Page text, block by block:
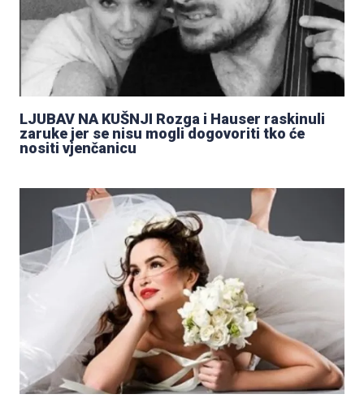
LJUBAV NA KUŠNJI Rozga i Hauser raskinuli
zaruke jer se nisu mogli dogovoriti tko će
nositi vjenčanicu